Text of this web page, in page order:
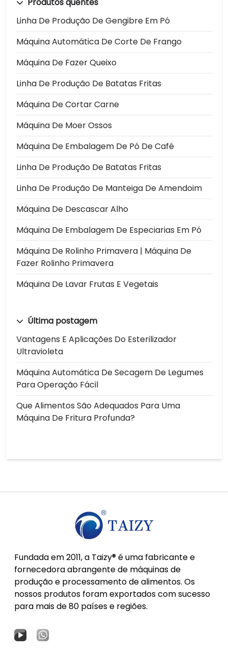
Produtos quentes
Linha De Produção De Gengibre Em Pó
Máquina Automática De Corte De Frango
Máquina De Fazer Queixo
Linha De Produção De Batatas Fritas
Máquina De Cortar Carne
Máquina De Moer Ossos
Máquina De Embalagem De Pó De Café
Linha De Produção De Batatas Fritas
Linha De Produção De Manteiga De Amendoim
Máquina De Descascar Alho
Máquina De Embalagem De Especiarias Em Pó
Máquina De Rolinho Primavera | Máquina De
Fazer Rolinho Primavera
Máquina De Lavar Frutas E Vegetais
Última postagem
Vantagens E Aplicações Do Esterilizador
Ultravioleta
Máquina Automática De Secagem De Legumes
Para Operação Fácil
Que Alimentos São Adequados Para Uma
Máquina De Fritura Profunda?
Fundada em 2011, a Taizy® é uma fabricante e
fornecedora abrangente de máquinas de
produção e processamento de alimentos. Os
nossos produtos foram exportados com sucesso
para mais de 80 países e regiões.